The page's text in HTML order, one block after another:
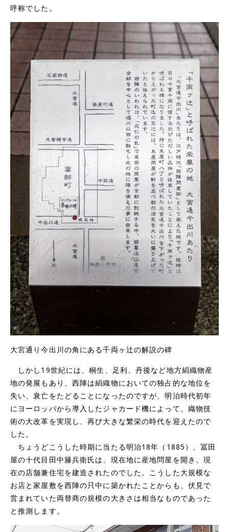
呼称でした。
大宮通り今出川の角にある千両ヶ辻の解説の碑
しかし19世紀には、桐生、足利、丹後など地方絹織物産
地の発展もあり、西陣は絹織物においての独占的な地位を
失い、衰亡をたどることになったのですが、明治時代初年
にヨーロッパから導入したジャカード機によって、織物技
術の大改革を実現し、再び大きな繁栄の時代を迎えたので
した。
ちょうどこうした時期に当たる明治18年（1885）、冨田
屋の十代目田中籐兵衛氏は、現在地に産地問屋を開き、現
在の店舗兼住宅を建造されたのでした。こうした大規模な
お店と家屋敷を西陣の只中に築かれたことからも、伏見で
営まれていた両替商の規模の大きさは相当なものであった
と推測します。